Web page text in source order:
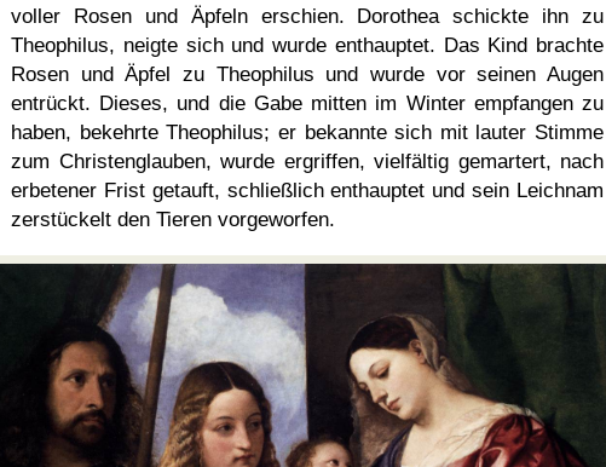
voller Rosen und Äpfeln erschien. Dorothea schickte ihn zu
Theophilus, neigte sich und wurde enthauptet. Das Kind brachte
Rosen und Äpfel zu Theophilus und wurde vor seinen Augen
entrückt. Dieses, und die Gabe mitten im Winter empfangen zu
haben, bekehrte Theophilus; er bekannte sich mit lauter Stimme
zum Christenglauben, wurde ergriffen, vielfältig gemartert, nach
erbetener Frist getauft, schließlich enthauptet und sein Leichnam
zerstückelt den Tieren vorgeworfen.